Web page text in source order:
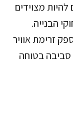
להיות מצוידים
הבנייה.
זרימת אוויר
בטוחה